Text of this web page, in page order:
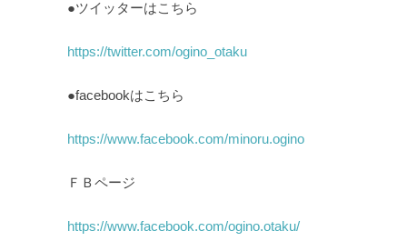
●ツイッターはこちら
https://twitter.com/ogino_otaku
●facebookはこちら
https://www.facebook.com/minoru.ogino
ＦＢページ
https://www.facebook.com/ogino.otaku/